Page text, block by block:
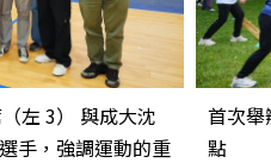
左 3） 與成大沈
手，強調運動的重
首次舉
點